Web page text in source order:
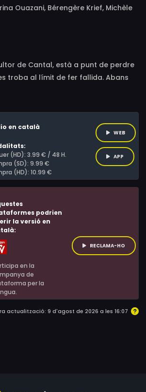
Ouazani, Bérengère Krief, Michèle
Moussa Maaskri, Elsa Godard,
Philippe Benhamou, Lise Laffont,
Rimoux, Ludovic Berthillot, Jean-
Moine
de Cantal, està a punt de perdre
troba al límit de fer fallida. Abans
decideix dur a terme un pla inusual:
espectacle de cabaret amb
feina. Tot i que hi confia
família no ho veu gens clar.
en català
(HD): 3.99 € / 48 H.
(SD): 9.99 €
(HD): 10.99 €
WEB
APP
podrien
la versió en
en la
de
per la
RECLAMA-HO
actualització: 9 d'agost de 2026 a les 16:07